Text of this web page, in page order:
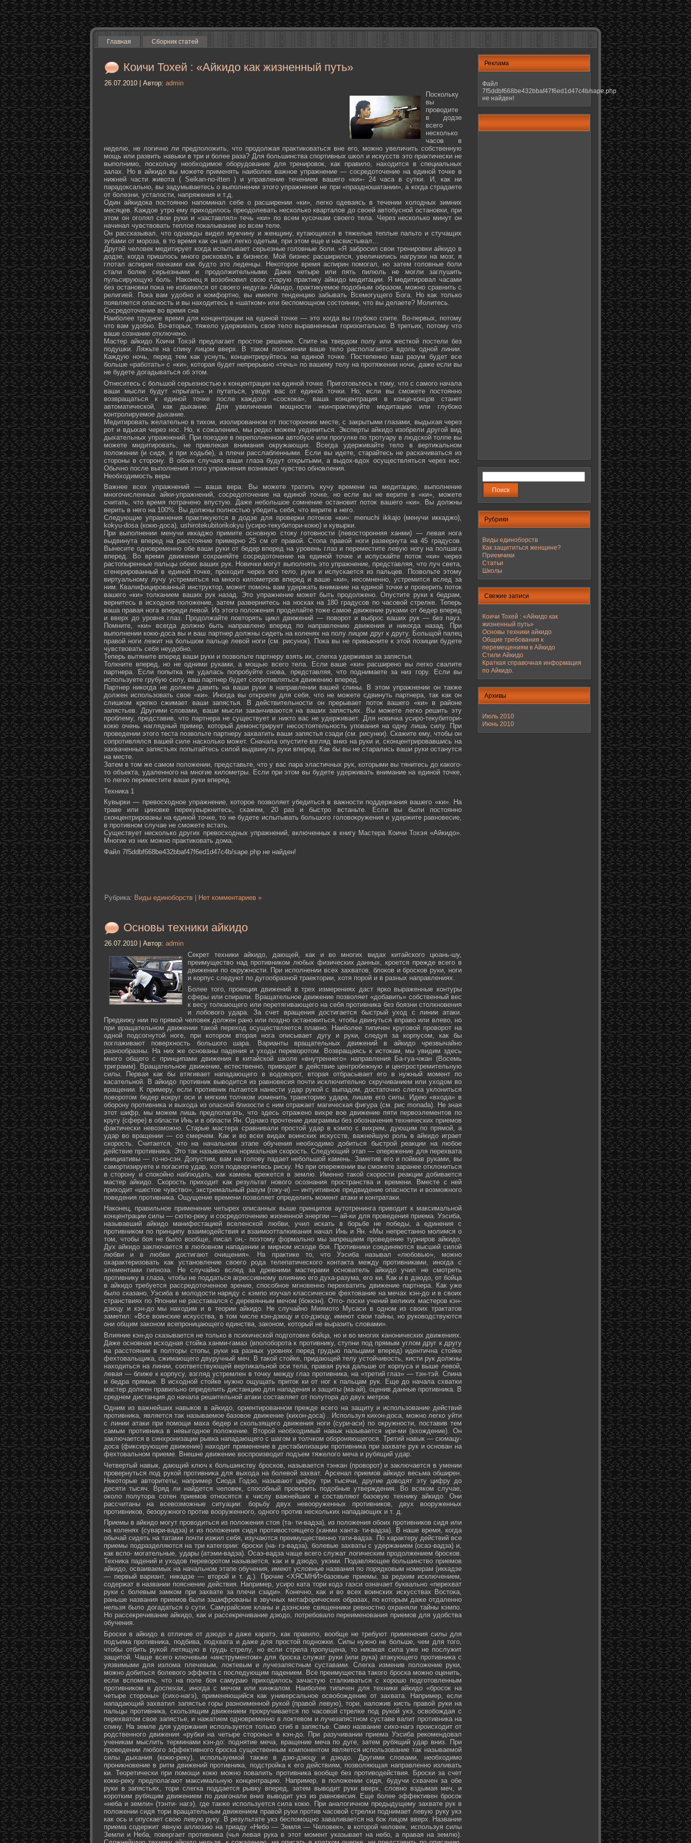
Главная Сборник статей
Коичи Тохей : «Айкидо как жизненный путь»
26.07.2010 | Автор: admin
Поскольку
вы
проводите
в додзе
всего
несколько
часов в
неделю, не логично ли предположить, что продолжая практиковаться вне его, можно увеличить собственную
мощь или развить навыки в три и более раза? Для большинства спортивных школ и искусств это практически не
выполнимо, поскольку необходимое оборудование для тренировок, как правило, находится в специальных
залах. Но в айкидо вы можете применять наиболее важное упражнение — сосредоточение на единой точке в
нижней части живота ( Seikan-­no-­itten ) и управление течением вашего «ки»- 24 часа в сутки. И, как ни
парадоксально, вы задумываетесь о выполнении этого упражнения не при «праздношатании», а когда страдаете
от болезни, усталости, напряжения и т.д.
Один айкидока постоянно напоминал себе о расширении «ки», легко одеваясь в течении холодных зимних
месяцев. Каждое утро ему приходилось преодолевать несколько кварталов до своей автобусной остановки, при
этом он оголял свои руки и «заставлял» течь «ки» по всем кусочкам своего тела. Через несколько минут он
начинал чувствовать теплое покалывание во всем теле.
Он рассказывал, что однажды видел мужчину и женщину, кутающихся в тяжелые теплые пальто и стучащих
зубами от мороза, в то время как он шел легко одетым, при этом еще и насвистывал…
Другой человек медитирует когда испытывает серьезные головные боли. «Я забросил свои тренировки айкидо в
додзе, когда пришлось много рисковать в бизнесе. Мой бизнес расширился, увеличились нагрузки на мозг, я
глотал аспирин пачками как будто это леденцы. Некоторое время аспирин помогал, но затем головные боли
стали более серьезными и продолжительными. Даже четыре или пять пилюль не могли заглушить
пульсирующую боль. Наконец я возобновил свою старую практику айкидо медитации. Я медитировал часами
без остановки пока не избавился от своего недуга» Айкидо, практикуемое подобным образом, можно сравнить с
религией. Пока вам удобно и комфортно, вы имеете тенденцию забывать Всемогущего Бога. Но как только
появляется опасность и вы находитесь в «шатком» или беспомощном состоянии, что вы делаете? Молитесь.
Сосредоточение во время сна
Наиболее трудное время для концентрации на единой точке — это когда вы глубоко спите. Во-первых, потому
что вам удобно. Во-вторых, тяжело удерживать свое тело выравненным горизонтально. В третьих, потому что
ваше сознание отключено.
Мастер айкидо Коичи Тохэй предлагает простое решение. Спите на твердом полу или жесткой постели без
подушки. Ляжьте на спину лицом вверх. В таком положении ваше тело располагается вдоль одной линии.
Каждую ночь, перед тем как уснуть, концентрируйтесь на единой точке. Постепенно ваш разум будет все
больше «работать» с «ки», которая будет непрерывно «течь» по вашему телу на протяжении ночи, даже если вы
не будете догадываться об этом.
Отнеситесь с большой серьезностью к концентрации на единой точке. Приготовьтесь к тому, что с самого начала
ваши мысли будут «прыгать» и путаться, уводя вас от единой точки. Но, если вы сможете постоянно
возвращаться к единой точке после каждого «соскока», ваша концентрация в конце-концов станет
автоматической, как дыхание. Для увеличения мощности «ки»практикуйте медитацию или глубоко
контролируемое дыхание.
Медитировать желательно в тихом, изолированном от посторонних месте, с закрытыми глазами, выдыхая через
рот и вдыхая через нос. Но, к сожалению, мы редко можем уединиться. Эксперты айкидо изобрели другой вид
дыхательных упражнений. При поездке в переполненном автобусе или прогулке по тротуару в людской толпе вы
можете мидитировать, не привлекая внимания окружающих. Всегда удерживайте тело в вертикальном
положении (и сидя, и при ходьбе), а плечи расслабленными. Если вы идете, старайтесь не раскачиваться из
стороны в сторону. В обоих случаях ваши глаза будут открытыми, а выдох-вдох осуществляться через нос.
Обычно после выполнения этого упражнения возникает чувство обновления.
Необходимость веры
Важнее всех упражнений — ваша вера. Вы можете тратить кучу времени на медитацию, выполнение
многочисленных айки-упражнений, сосредоточение на единой точке, но если вы не верите в «ки», можете
считать, что время потрачено впустую. Даже небольшое сомнение остановит поток вашего «ки». Вы должны
верить в него на 100%. Вы должны полностью убедить себя, что верите в него.
Следующие упражнения практикуются в додзе для проверки потоков «ки»: menuchi ikkajo (менучи иккаджо),
kokyu-dosa (кокю-доса), ushiro­tekubitori­kokyu (усиро-текубитори-кокю) и кувырки.
При выполнении менучи иккаджо примите основную стоку готовности (левосторонняя ханми) — левая нога
выдвинута вперед на расстояние примерно 25 см от правой. Стопа правой ноги развернута на 45 градусов.
Вынесите одновременно обе ваши руки от бедер вперед на уровень глаз и переместите левую ногу на полшага
вперед. Во время движения сохраняйте сосредоточение на единой точке и испускайте поток «ки» через
растопыренные пальцы обеих ваших рук. Новички могут выполнять это упражнение, представляя, что луч света,
сгенерированный в единой точке, проходит через его тело, руки и испускается из пальцев. Позвольте этому
виртуальному лучу устремиться на много километров вперед и ваше «ки», несомненно, устремится вслед за
ним. Квалифицированный инструктор, может помочь вам удержать внимание на единой точке и проверить поток
вашего «ки» толканием ваших рук назад. Это упражнение может быть продолжено. Опустите руки к бедрам,
вернитесь в исходное положение, затем развернитесь на носках на 180 градусов по часовой стрелке. Теперь
ваша правая нога впереди левой. Из этого положения проделайте тоже самое движение руками от бедер вперед
и вверх до уровня глаз. Продолжайте повторять цикл движений — поворот и выброс ваших рук — без пауз.
Помните, «ки» всегда должно быть направлено вперед по направлению движения и никогда назад. При
выполнении кокю-доса вы и ваш партнер должны сидеть на коленях на полу лицом друг к другу. Больщой палец
правой ноги лежит на большом пальце левой ноги (см. рисунок). Пока вы не привыкните к этой позиции будете
чувствовать себя неудобно.
Теперь вытяните вперед ваши руки и позвольте партнеру взять их, слегка удерживая за запястья.
Толкните вперед, но не одними руками, а мощью всего тела. Если ваше «ки» расширено вы легко свалите
партнера. Если попытка не удалась попробуйте снова, представляя, что поднимаете за низ гору. Если вы
используете грубую силу, ваш партнер будет сопротивляться движению вперед.
Партнер никогда не должен давить на ваши руки в направлении вашей спины. В этом упражнении он также
должен использовать свое «ки». Иногда вы откроете для себя, что не можете сдвинуть партнера, так как он
слишком крепко сжимает ваши запястья. В действительности он прерывает поток вашего «ки» в районе
запястьев. Другими словами, ваши мысли заканчиваются на ваших запястьях. Вы можете легко решить эту
проблему, представив, что партнера не существует и никто вас не удерживает. Для новичка усиро-текубитори-
кокю очень наглядный пример, который демонстрирует несостоятельность упования на одну лишь силу. При
проведении этого теста позвольте партнеру захватить ваши запястья сзади (см. рисунки). Скажите ему, чтобы он
сопротивлялся вашей силе насколько может. Сначала опустите взгляд вниз на руки и, сконцентрировавшись на
захваченных запястьях попытайтесь силой выдвинуть руки вперед. Как бы вы не старались ваши руки останутся
на месте.
Затем в том же самом положении, представьте, что у вас пара эластичных рук, которыми вы тянитесь до какого-
то объекта, удаленного на многие километры. Если при этом вы будете удерживать внимание на единой точке,
то легко переместите ваши руки вперед.
Техника 1
Кувырки — превосходное упражнение, которое позволяет убедиться в важности поддержания вашего «ки». На
траве или циновке перекувыркнитесь, скажем, 20 раз и быстро встаньте. Если вы были постоянно
сконцентрированы на единой точке, то не будете испытывать большого головокружения и удержите равновесие,
в противном случае не сможете встать.
Существует несколько других превосходных упражнений, включенных в книгу Мастера Коичи Тохэя «Айкидо».
Многие из них можно практиковать дома.
Файл 7f5ddbf668be432bbaf47f6ed1d47c4b/sape.php не найден!
Рубрика: Виды единоборств Нет комментариев »
Основы техники айкидо
26.07.2010 | Автор: admin
Секрет техники айкидо, дающей, как и во многих видах китайского цюань-шу,
преимущество над противником любых физических данных, кроется прежде всего в
движении по окружности. При исполнении всех захватов, блоков и бросков руки, ноги
и корпус следуют по дугообразной траектории, хотя порой и в разных направлениях.
Более того, проекция движений в трех измерениях даст ярко выраженные контуры
сферы или спирали. Вращательное движение позволяет «добавить» собственный вес
к весу толкающего или перетягивающего на себя противника без боязни столкновения
и лобового удара. За счет вращения достигается быстрый уход с линии атаки.
Предвижу нии по прямой человек должен рано или поздно остановиться, чтобы двинуться вправо или влево, но
при вращательном движении такой переход осуществляется плавно. Наиболее типичен круговой проворот на
одной подсогнутой ноге, при котором вторая нога описывает дугу и руки, следуя за корпусом, как бы
поглаживают поверхность большого шара. Варианты вращательных движений в айкидо чрезвычайно
разнообразны. На них же основаны падения и уходы переворотом. Возвращаясь к истокам, мы увидим здесь
много общего с принципами движения в китайской школе «внутреннего» направления Ба-гуа-чжан (Восемь
триграмм). Вращательное движение, естественно, приводит в действие центробежную и центростремительную
силы. Первая как бы втягивает нападающего в водоворот, вторая отбрасывает его в нужный момент по
касательной. В айкидо противник выводится из равновесия почти исключительно скручиванием или уходом во
вращении. К примеру, если противник пытается нанести удар рукой с выпадом, достаточно слегка уклониться
поворотом бедер вокруг оси и мягким толчком изменить траекторию удара, лишив его силы. Идею «входа» в
оборону противника и выхода из опасной близости с ним отражает магическая фигура (см. рис monada). Не зная
этот шифр, мы можем лишь предполагать, что здесь отражено вихре вое движение пяти первоэлементов по
кругу (сфере) в области Инь и в области Ян. Однако прочтение диаграммы без обозначения технических приемов
фактически невозможно. Старые мастера сравнивали простой удар в кэмпо с вихрем, дующим по прямой, а
удар во вращении — со смерчем. Как и во всех видах воинских искусств, важнейшую роль в айкидо играет
скорость. Считается, что на начальном этапе обучения необходимо добиться быстрой реакции на любое
действие противника. Это так называемая нормальная скорость. Следующий этап — опережение для перехвата
инициативы — го-но-сэн. Допустим, вам на голову падает небольшой камень. Заметив его и поймав руками, вы
самортизируете и погасите удар, хотя подвергнетесь риску. Но при опережении вы сможете заранее отклониться
в сторону и спокойно наблюдать, как камень врежется в землю. Именно такой скорости реакции добивается
мастер айкидо. Скорость приходит как результат нового осознания пространства и времени. Вместе с ней
приходит «шестое чувство», экстремальный разум (гоку-и) — интуитивное предвидение опасности и возможного
поведения противника. Ощущение времени позволяет определить момент атаки и контратаки.
Наконец, правильное применение четырех описанных выше принципов аутотренинга приводит к максимальной
концентрации силы — сютю-реку и сосредоточению жизненной энергии — ай-ки для проведения приема. Уэсиба,
называвший айкидо манифестацией вселенской любви, учил искать в борьбе не победы, а единения с
противником по принципу взаимодействия и взаимоотталкивания начал Инь и Ян. «Мы непрестанно молимся о
том, чтобы боя не было вообще, писал он,- поэтому формально мы запрещаем проведение турниров айкидо.
Дух айкидо заключается в любовном нападении и мирном исходе боя. Противники соединяются высшей силой
любви и в любви достигают очищения». На практике то, что Уэсиба называл «любовью», можно
охарактеризовать как установление своего рода телепатического контакта между противниками, иногда с
элементами гипноза. Не случайно вслед за древними мастерами основатель айкидо учил не смотреть
противнику в глаза, чтобы не поддаться агрессивному влиянию его духа-разума, его ки. Как и в дзюдо, от бойца
в айкидо требуется рассредоточенное зрение, способное мгновенно перехватить движение партнера. Как уже
было сказано, Уэсиба в молодости наряду с кэмпо изучал классическое фехтование на мечах кэн-до и в своих
странствиях по Японии не расставался с деревянным мечом (боккэн). Отго- лоски учений великих мастеров кэн-
дзюцу и кэн-до мы находим и в теории айкидо. Не случайно Миямото Мусаси в одном из своих трактатов
заметил: «Все воинские искусства, в том числе кэн-дзюцу и со-дзюцу, имеют свои тайны, но руководствуются
они общим законом всепроницающего единства, законом, который не выразить словами».
Влияние кэн-до сказывается не только в психической подготовке бойца, но и во многих канонических движениях.
Даже основная исходная стойка ханми-гамаэ (вполоборота к противнику, ступни под прямым углом друг к другу
на расстоянии в полторы стопы, руки на разных уровнях перед грудью пальцами вперед) идентична стойке
фехтовальщика, сжимающего двуручный меч. В такой стойке, придающей телу устойчивость, кисти рук должны
находиться на линии, соответствующей вертикальной оси тела, правая рука дальше от корпуса и выше левой,
левая — ближе к корпусу, взгляд устремлен в точку между глаз противника, на «третий глаз» — тэн-тэй. Спина
и бедра прямые. В исходной стойке нужно ощущать приток ки от ног к пальцам рук. Еще до начала схватки
мастер должен правильно определить дистанцию для нападения и защиты (ма-ай), оценив данные противника. В
среднем дистанция до начала решительной атаки составляет от полутора до двух метров.
Одним из важнейших навыков в айкидо, ориентированном прежде всего на защиту и использование действий
противника, является так называемое базовое движение (кихон-доса) . Используя кихон-доса, можно легко уйти
с линии атаки при помощи маха бедер и скользящего движения ноги (сури-аси) по окружности, поставив тем
самым противника в невыгодное положение. Второй необходимый навык называется ири-ми (вхождение). Он
заключается в синхронизации рывка нападающего с шагом и толчком обороняющегося. Третий навык — сюмацу-
доса (фиксирующее движение) находит применение в дестабилизации противника при захвате рук и основан на
фехтовальном приеме. Внешне движение воспроизводит подъем тяжелого меча и рубящий удар.
Четвертый навык, дающий ключ к большинству бросков, называется тэнкан (проворот) и заключается в умении
провернуться под рукой противника для выхода на болевой захват. Арсенал приемов айкидо весьма обширен.
Некоторые авторитеты, например Сиода Годзо, называют цифру три тысячи, другие доводят эту цифру до
десяти тысяч. Вряд ли найдется человек, способный проверить подобные утверждения. Во всяком случае,
около полутора сотен приемов относятся к числу важнейших и составляют базовую технику айкидо. Они
рассчитаны на всевозможные ситуации: борьбу двух невооруженных противников, двух вооруженных
противников, безоружного против вооруженного, одного против нескольких нападающих и т. д.
Приемы в айкидо могут проводиться из положения стоя (та- ти-вадза), из положения обоих противников сидя или
на коленях (сувари-вадза) и из положения сидя противостоящего (ханми ханта- ти-вадза). В наше время, когда
обычай сидеть на татами почти изжил себя, изучаются преимущественно тати-вадза. По характеру действий все
приемы подразделяются на три категории: броски (на- гэ-вадза), болевые захваты с удержанием (осаэ-вадза) и,
как вспо- могательные, удары (атэми-вадза). Осаэ-вадза чаще всего служат логическим продолжением бросков.
Техника падений и уходов переворотом называется, как и в дзюдо, укэми. Подавляющее большинство приемов
айкидо, осваиваемых на начальном этапе обучения, имеют условные названия по порядковым номерам (иккадзе
— первый вариант, никадзе — второй и т. д.). Прочие <ХЯСМНЙ>базовые приемы, за редким исключением,
содержат в названии пояснение действия. Например, усиро ката тори кодэ гаэси означает буквально «перехват
руки с болевым замком при захвате за плечи сзади». Конечно, как и во всех воинских искусствах Востока,
раньше названия приемов были зашифрованы в звучных метафорических образах, по которым даже отдаленно
нельзя было догадаться о сути. Самурайские кланы и дзэнские священники ревностно охраняли тайны кэмпо.
Но рассекречивание айкидо, как и рассекречивание дзюдо, потребовало переименования приемов для удобства
обучения.
Броски в айкидо в отличие от дзюдо и даже каратэ, как правило, вообще не требуют применения силы для
подъема противника, подбива, подхвата и даже для простой подножки. Силы нужно не больше, чем для того,
чтобы отбить рукой летящую в грудь стрелу, но если стрела пропущена, то никакая сила уже не послужит
защитой. Чаще всего ключевым «инструментом» для броска служат руки (или рука) атакующего противника с
уязвимыми для излома плечевым, локтевым и лучезапястным суставами. Слегка изменив положение руки,
можно добиться болевого эффекта с последующим падением. Все преимущества такого броска можно оценить,
если вспомнить, что на поле боя самураю приходилось зачастую сталкиваться с хорошо подготовленным
противником в доспехах, иногда с мечом или кинжалом. Наиболее типичен для техники айкидо «бросок на
четыре стороны» (сихо-нагэ), применяющийся как универсальное освобождение от захвата. Например, если
нападающий захватил запястье горы разноименной рукой (правой левую), тори, наложив кисть правой руки на
пальцы противника, скользящим движением прокручивается по часовой стрелке под рукой укэ, освобождая с
перехватом свое запястье, и нажатием одновременно в локтевом и лучезапястном суставе валит противника на
спину. На земле для удержания используется только сгиб в запястье. Само название сихо-нагэ происходит от
родственного движения «рубки на четыре стороны» в кэн-до. При разучивании приема Уэсиба рекомендовал
ученикам мыслить терминами кэн-до: поднятие меча, вращение меча по дуге, затем рубящий удар вниз. При
проведении любого эффективного броска существенным компонентом является использование так называемой
силы дыхания (кокю-реку), используемой также в дзю-дзюцу и дзюдо. Другими словами, необходимо
проникновение в ритм движений противника, подстройка к его действиям, позволяющая направленно изливать
ки. Теоретически при помощи кокю можно повалить противника вообще без противодействия. Броски за счет
кокю-реку предполагают максимальную концентрацию. Например, в положении сидя, будучи схвачен за обе
руки в запястьях, тори слегка поддается рывку вперед, затем выводит руки вверх, словно вздымая меч, и
коротким рубящим движением по диагонали вниз выводит укэ из равновесия. Еще более эффективен бросок
«неба и земли» (тэнти- нагэ), где также используется сила кокю. При аналогичном предыдущему захвате рук в
положении сидя тори вращательным движением правой руки против часовой стрелки поднимает левую руку укэ
как ось и опускает свою левую руку. В результате укэ беспомощно заваливается на бок лицом вверх. Название
приема содержит явную аллюзию на триаду «Небо — Земля — Человек», в которой человек, используя силы
Земли и Неба, повергает противника (чья левая рука в этот момент указывает на небо, а правая на землю).
Реклама
Файл
7f5ddbf668be432bbaf47f6ed1d47c4b/sape.php
не найден!
Рубрики
Виды единоборств
Как защититься женщине?
Приемчики
Статьи
Школы
Свежие записи
Коичи Тохей : «Айкидо как
жизненный путь»
Основы техники айкидо
Общие требования к
перемещениям в Айкидо
Стили Айкидо
Краткая справочная информация
по Айкидо.
Архивы
Июль 2010
Июнь 2010